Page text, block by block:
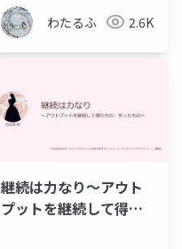
わたるふ 2.6K
継続は力なり～アウト
プットを継続して得た